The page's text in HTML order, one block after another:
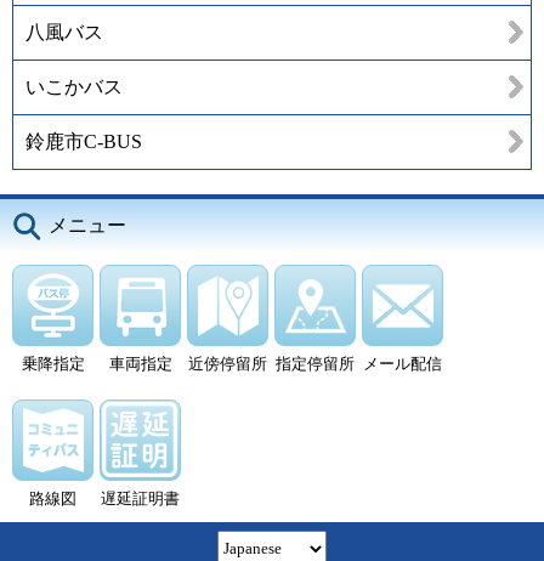
八風バス
いこかバス
鈴鹿市C-BUS
メニュー
乗降指定 車両指定 近傍停留所 指定停留所 メール配信
路線図 遅延証明書